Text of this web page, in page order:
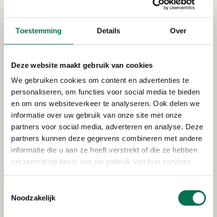
Toestemming Details Over
Deze website maakt gebruik van cookies
We gebruiken cookies om content en advertenties te
personaliseren, om functies voor social media te bieden
en om ons websiteverkeer te analyseren. Ook delen we
informatie over uw gebruik van onze site met onze
partners voor social media, adverteren en analyse. Deze
partners kunnen deze gegevens combineren met andere
informatie die u aan ze heeft verstrekt of die ze hebben
verzameld op basis van uw gebruik van hun services.
Noodzakelijk
Evenement, horeca of feestje: wat
mag wel en wat mag niet?
Ontdek wat de regels zijn over geluid bij
evenementen en wat u als ondernemer kunt doen
om overlast te voorkomen.